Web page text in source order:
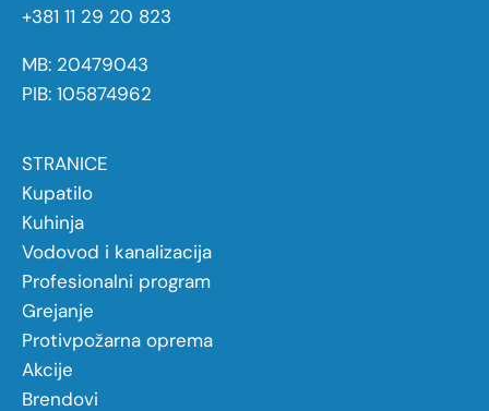
+381 11 29 20 823
MB: 20479043
PIB: 105874962
STRANICE
Kupatilo
Kuhinja
Vodovod i kanalizacija
Profesionalni program
Grejanje
Protivpožarna oprema
Akcije
Brendovi